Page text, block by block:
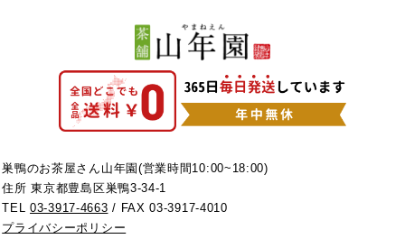
巣鴨のお茶屋さん山年園(営業時間10:00~18:00)
住所 東京都豊島区巣鴨3-34-1
TEL03-3917-4663 / FAX 03-3917-4010
プライバシーポリシー